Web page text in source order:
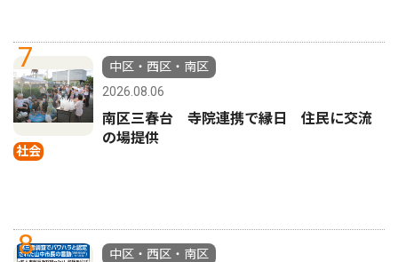
7
社会
中区・西区・南区
2026.08.06
南区三春台 寺院連携で縁日 住民に交流
の場提供
8
中区・西区・南区